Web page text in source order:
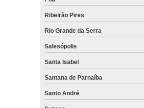
peça de empilhadeira still diesel Franco da
peça de empilhadeira still egv Biritiba Mirim
onde encontro peça de empilhadeira still
Campos
onde encontro peças para empilhadeiras
Ribeirão Pires
Rio Grande da Serra
Salesópolis
Santa Isabel
Santana de Parnaíba
Santo André